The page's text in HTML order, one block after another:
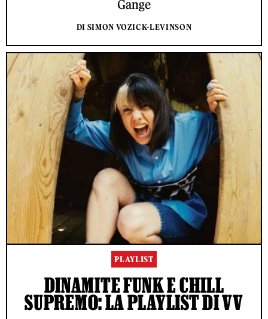
Gange
DI SIMON VOZICK-LEVINSON
PLAYLIST
DINAMITE FUNK E CHILL
SUPREMO: LA PLAYLIST DI VV